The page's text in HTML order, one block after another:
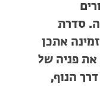
סדרת
אתכן
את פניה של
הנוף,